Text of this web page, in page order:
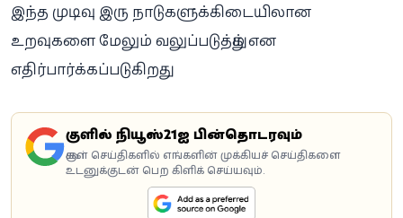
இந்த முடிவு இரு நாடுகளுக்கிடையிலான
உறவுகளை மேலும் வலுப்படுத்தும் என
எதிர்பார்க்கப்படுகிறது.
கூகுளில் நியூஸ்21ஐ பின்தொடரவும்
கூகுள் செய்திகளில் எங்களின் முக்கியச் செய்திகளை
உடனுக்குடன் பெற கிளிக் செய்யவும்.